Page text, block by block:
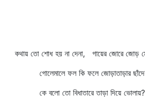
কথায় তো শোধ হয় না দেনা, গায়ের জোরে জোড়
গোলেমালে ফল কি ফলে জোড়াতাড়ার
কে বলো তো বিধাতারে তাড়া দিয়ে ভোলায়?